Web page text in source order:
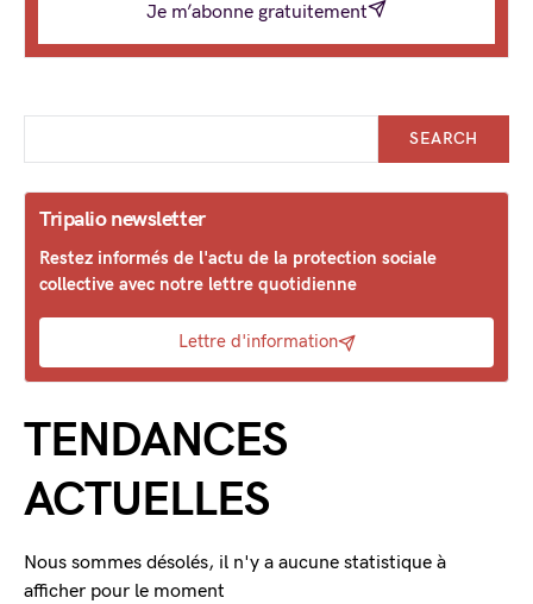
Je m’abonne gratuitement
SEARCH
Tripalio newsletter
Restez informés de l'actu de la protection sociale
collective avec notre lettre quotidienne
Lettre d'information
TENDANCES
ACTUELLES
Nous sommes désolés, il n'y a aucune statistique à
afficher pour le moment